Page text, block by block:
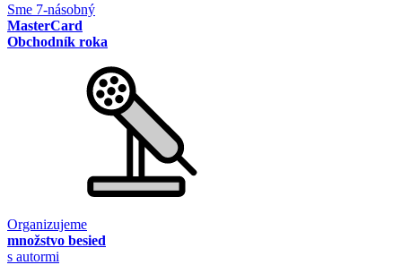
Sme 7-násobný
MasterCard
Obchodník roka
Organizujeme
množstvo besied
s autormi